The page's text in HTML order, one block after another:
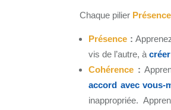
Chaque pilier Présence
Présence :
vis de l’autre, àcréer
Cohérence :
accord avec vous-
inappropriée.